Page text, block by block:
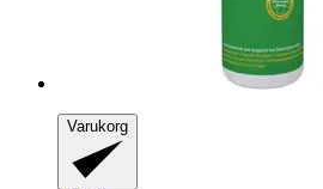
Varukorg